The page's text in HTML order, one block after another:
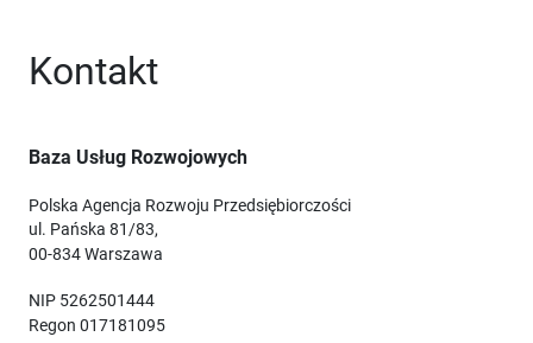
Kontakt
Baza Usług Rozwojowych
Polska Agencja Rozwoju Przedsiębiorczości
ul. Pańska 81/83,
00-834 Warszawa
NIP 5262501444
Regon 017181095